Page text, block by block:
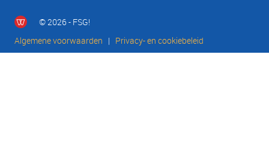
© 2026 - FSG!
Algemene voorwaarden | Privacy- en cookiebeleid